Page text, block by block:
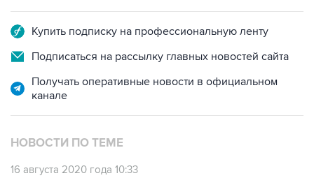
Купить подписку на профессиональную ленту
Подписаться на рассылку главных новостей сайта
Получать оперативные новости в официальном
канале
НОВОСТИ ПО ТЕМЕ
16 августа 2020 года 10:33